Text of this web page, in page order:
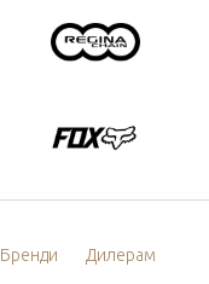
Бренди Дилерам